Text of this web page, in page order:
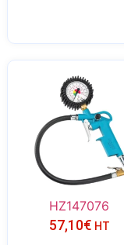
HZ147076
57,10€ HT